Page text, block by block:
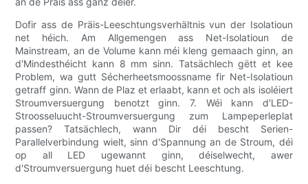
Dofir ass de Präis-Leeschtungsverhältnis vun der Isolatioun
net héich. Am Allgemengen ass Net-Isolatioun de
Mainstream, an de Volume kann méi kleng gemaach ginn, an
d'Mindesthéicht kann 8 mm sinn. Tatsächlech gëtt et kee
Problem, wa gutt Sécherheetsmoossname fir Net-Isolatioun
getraff ginn. Wann de Plaz et erlaabt, kann et och als isoléiert
Stroumversuergung benotzt ginn. 7. Wéi kann d'LED-
Stroosseluucht-Stroumversuergung zum Lampeperleplat
passen? Tatsächlech, wann Dir déi bescht Serien-
Parallelverbindung wielt, sinn d'Spannung an de Stroum, déi
op all LED ugewannt ginn, déiselwecht, awer
d'Stroumversuergung huet déi bescht Leeschtung.